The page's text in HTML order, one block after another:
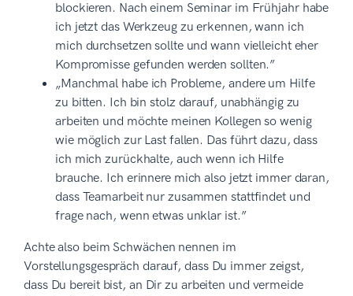
blockieren. Nach einem Seminar im Frühjahr habe
ich jetzt das Werkzeug zu erkennen, wann ich
mich durchsetzen sollte und wann vielleicht eher
Kompromisse gefunden werden sollten.”
„Manchmal habe ich Probleme, andere um Hilfe
zu bitten. Ich bin stolz darauf, unabhängig zu
arbeiten und möchte meinen Kollegen so wenig
wie möglich zur Last fallen. Das führt dazu, dass
ich mich zurückhalte, auch wenn ich Hilfe
brauche. Ich erinnere mich also jetzt immer daran,
dass Teamarbeit nur zusammen stattfindet und
frage nach, wenn etwas unklar ist.”
Achte also beim Schwächen nennen im
Vorstellungsgespräch darauf, dass Du immer zeigst,
dass Du bereit bist, an Dir zu arbeiten und vermeide